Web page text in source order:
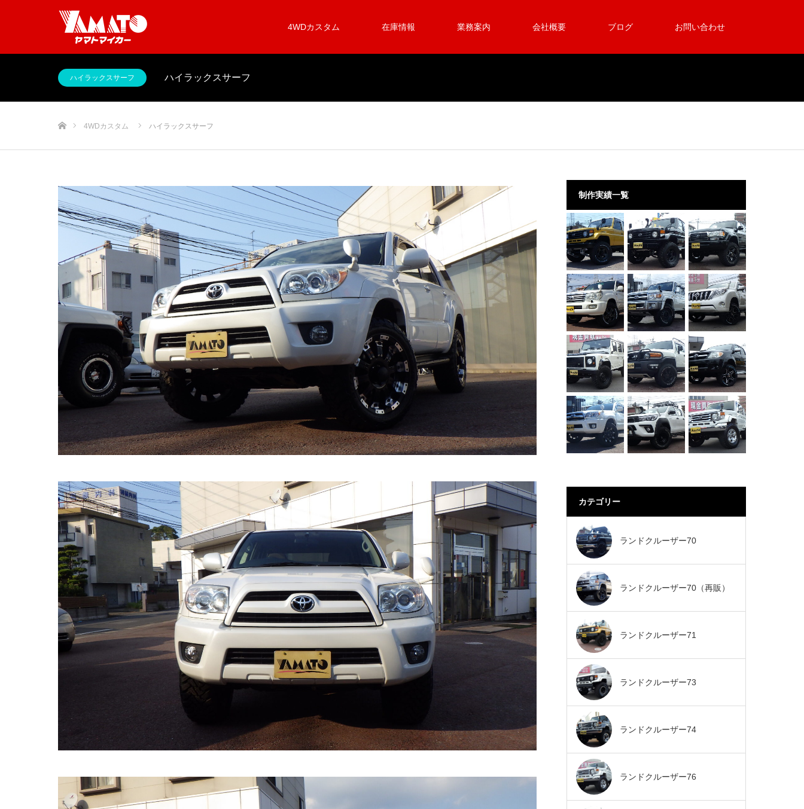
4WDカスタム 在庫情報 業務案内 会社概要 ブログ お問い合わせ
ハイラックスサーフ ハイラックスサーフ
4WDカスタム ハイラックスサーフ
制作実績一覧
カテゴリー
ランドクルーザー70
ランドクルーザー70（再販）
ランドクルーザー71
ランドクルーザー73
ランドクルーザー74
ランドクルーザー76